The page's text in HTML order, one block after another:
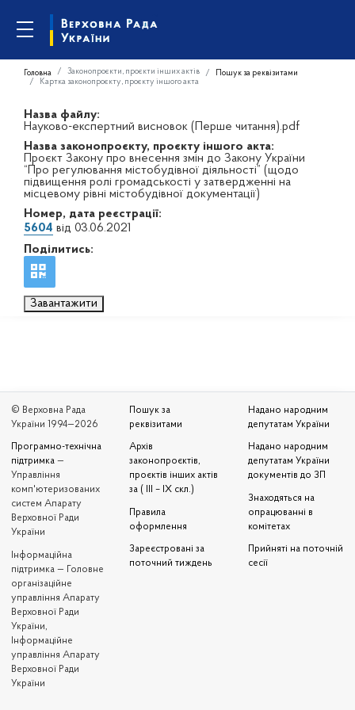
Головна Законопроєкти, проєкти інших актів
Пошук за реквізитами
Картка законопроєкту, проєкту іншого акта
Назва файлу:
Науково-експертний висновок (Перше читання).pdf
Назва законопроєкту, проєкту іншого акта:
Проєкт Закону про внесення змін до Закону України
“Про регулювання містобудівної діяльності” (щодо
підвищення ролі громадськості у затвердженні на
місцевому рівні містобудівної документації)
Номер, дата реєстрації:
5604 від 03.06.2021
Поділитись:
Завантажити
© Верховна Рада
України 1994—2026
Програмно-технічна
підтримка —
Управління
комп'ютеризованих
систем Апарату
Верховної Ради
України
Iнформаційна
підтримка — Головне
організаційне
управління Апарату
Верховної Ради
України,
Інформаційне
управління Апарату
Верховної Ради
України
Пошук за
реквізитами
Архів
законопроєктів,
проєктів інших актів
за ( III – IX скл.)
Правила
оформлення
Зареєстровані за
поточний тиждень
Надано народним
депутатам України
Надано народним
депутатам України
документів до ЗП
Знаходяться на
опрацюванні в
комітетах
Прийняті на поточній
сесії